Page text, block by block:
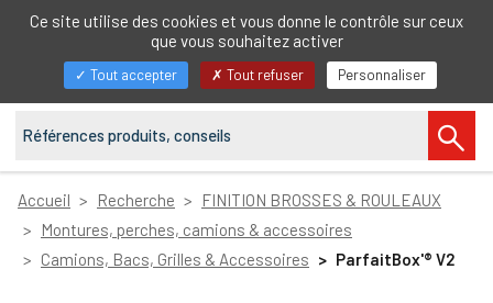
FR
Afficher/masquer
Accueil Recherche
FINITION BROSSES & ROULEAUX
Montures, perches, camions & accessoires
Camions, Bacs, Grilles & Accessoires
ParfaitBox'® V2
Ce site utilise des cookies et vous donne le contrôle sur ceux
que vous souhaitez activer
Tout accepter Tout refuser Personnaliser